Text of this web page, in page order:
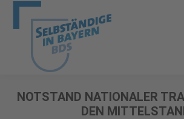
NOTSTAND NATIONALER
DEN